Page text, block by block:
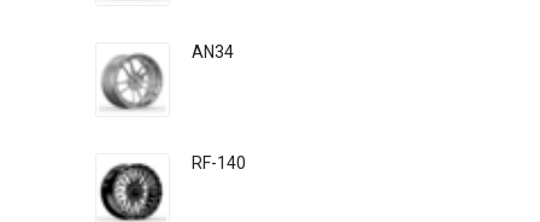
AN34
RF-140